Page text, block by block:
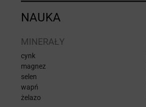
NAUKA
MINERAŁY
cynk
magnez
selen
wapń
żelazo